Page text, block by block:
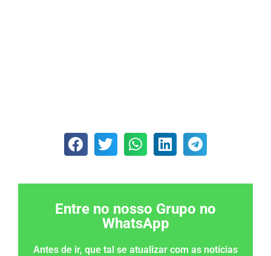
Entre no nosso Grupo no
WhatsApp
Antes de ir, que tal se atualizar com as notícias